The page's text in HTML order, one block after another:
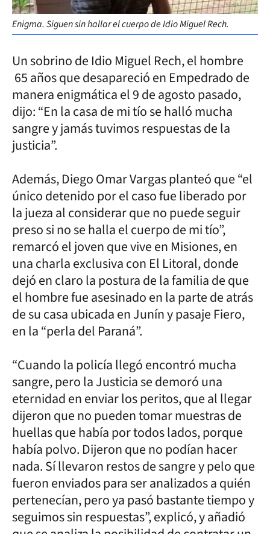
Enigma. Siguen sin hallar el cuerpo de Idio Miguel Rech.
Un sobrino de Idio Miguel Rech, el hombre
65 años que desapareció en Empedrado de
manera enigmática el 9 de agosto pasado,
dijo: “En la casa de mi tío se halló mucha
sangre y jamás tuvimos respuestas de la
justicia”.
Además, Diego Omar Vargas planteó que “el
único detenido por el caso fue liberado por
la jueza al considerar que no puede seguir
preso si no se halla el cuerpo de mi tío”,
remarcó el joven que vive en Misiones, en
una charla exclusiva con El Litoral, donde
dejó en claro la postura de la familia de que
el hombre fue asesinado en la parte de atrás
de su casa ubicada en Junín y pasaje Fiero,
en la “perla del Paraná”.
“Cuando la policía llegó encontró mucha
sangre, pero la Justicia se demoró una
eternidad en enviar los peritos, que al llegar
dijeron que no pueden tomar muestras de
huellas que había por todos lados, porque
había polvo. Dijeron que no podían hacer
nada. Sí llevaron restos de sangre y pelo que
fueron enviados para ser analizados a quién
pertenecían, pero ya pasó bastante tiempo y
seguimos sin respuestas”, explicó, y añadió